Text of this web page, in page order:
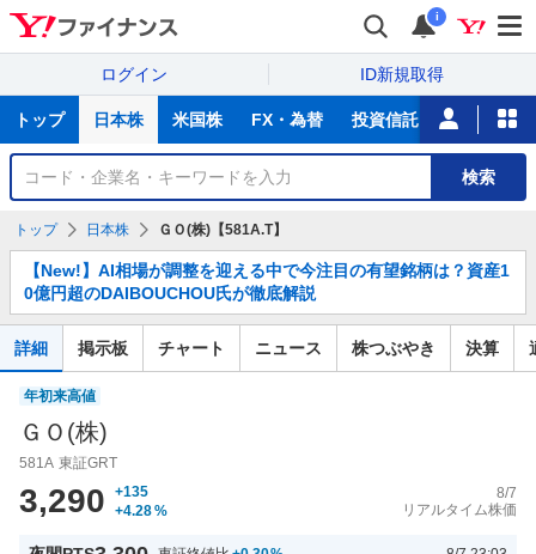
i
ログイン ID新規取得
サ
トップ 日本株 米国株 FX・為替 投資信託 ニュース
銘
検
検索
トップ 日本株 ＧＯ(株)【581A.T】
知
ら
せ
【New!】AI相場が調整を迎える中で今注目の有望銘柄は？資産1
0億円超のDAIBOUCHOU氏が徹底解説
詳細 掲示板 チャート ニュース 株つぶやき 決算
年初来高値
ＧＯ(株)
581A 東証GRT
3,290
+135
+4.28%
8/7
リアルタイム株価